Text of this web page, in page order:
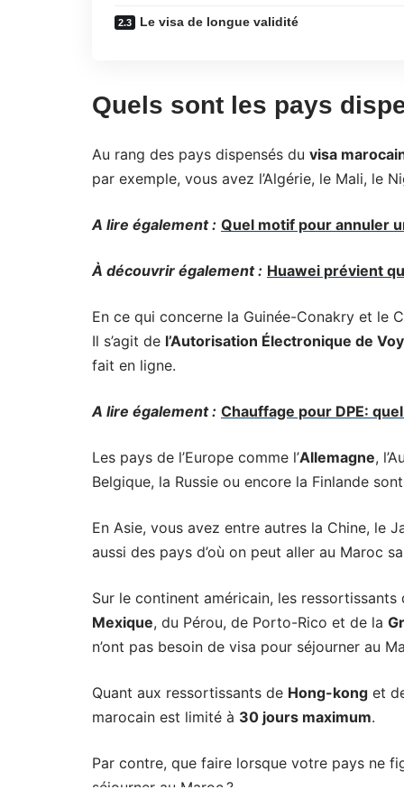
Le visa de longue validité
Quels sont les pays
Au rang des pays dispensés du visa
par exemple, vous avez l’Algérie, le Mali, le
A lire également : Quel motif pour annuler
À découvrir également : Huawei prévient
En ce qui concerne la Guinée-Conakry et le
Il s’agit de l’Autorisation Électronique de
fait en ligne.
A lire également : Chauffage pour DPE:
Les pays de l’Europe comme l’Allemagne,
Belgique, la Russie ou encore la Finlande
En Asie, vous avez entre autres la Chine, le
aussi des pays d’où on peut aller au Maroc
Sur le continent américain, les ressortissants
Mexique, du Pérou, de Porto-Rico et de la
n’ont pas besoin de visa pour séjourner au
Quant aux ressortissants de Hong-kong et
marocain est limité à 30 jours maximum.
Par contre, que faire lorsque votre pays ne
séjourner au Maroc ?